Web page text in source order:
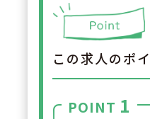
この求人のポ
POINT 1